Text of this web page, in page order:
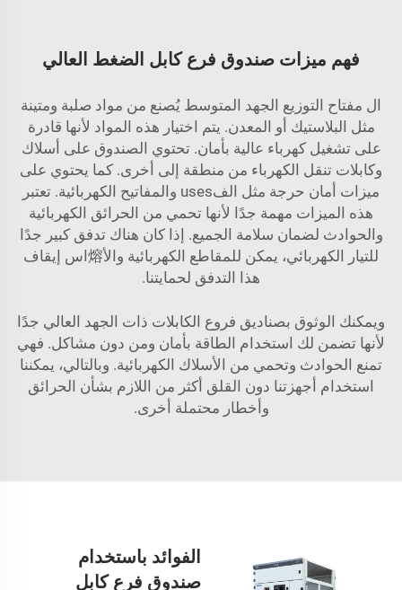
فهم ميزات صندوق فرع كابل الضغط العالي
ال مفتاح التوزيع الجهد المتوسط يُصنع من مواد صلبة ومتينة
مثل البلاستيك أو المعدن. يتم اختيار هذه المواد لأنها قادرة
على تشغيل كهرباء عالية بأمان. تحتوي الصندوق على أسلاك
وكابلات تنقل الكهرباء من منطقة إلى أخرى. كما يحتوي على
ميزات أمان حرجة مثل الفuses والمفاتيح الكهربائية. تعتبر
هذه الميزات مهمة جدًا لأنها تحمي من الحرائق الكهربائية
والحوادث لضمان سلامة الجميع. إذا كان هناك تدفق كبير جدًا
للتيار الكهربائي، يمكن للمقاطع الكهربائية والأ熔اس إيقاف
هذا التدفق لحمايتنا.
ويمكنك الوثوق بصناديق فروع الكابلات ذات الجهد العالي جدًا
لأنها تضمن لك استخدام الطاقة بأمان ومن دون مشاكل. فهي
تمنع الحوادث وتحمي من الأسلاك الكهربائية. وبالتالي، يمكننا
استخدام أجهزتنا دون القلق أكثر من اللازم بشأن الحرائق
وأخطار محتملة أخرى.
الفوائد باستخدام
صندوق فرع كابل